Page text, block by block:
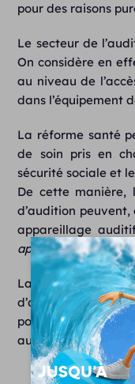
pour des raisons
Le secteur de
On considère en
au niveau de
dans l’équipement
La réforme santé
de soin pris en
sécurité sociale et
De cette manière,
d’audition peuvent,
appareillage
appelle plus
La seule
d’avoir consulté
possession
auditif.